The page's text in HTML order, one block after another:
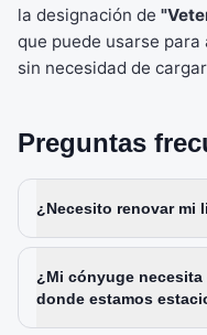
la designación de
que puede usarse
sin necesidad de
Preguntas
¿Necesito renovar mi
¿Mi cónyuge
donde estamos